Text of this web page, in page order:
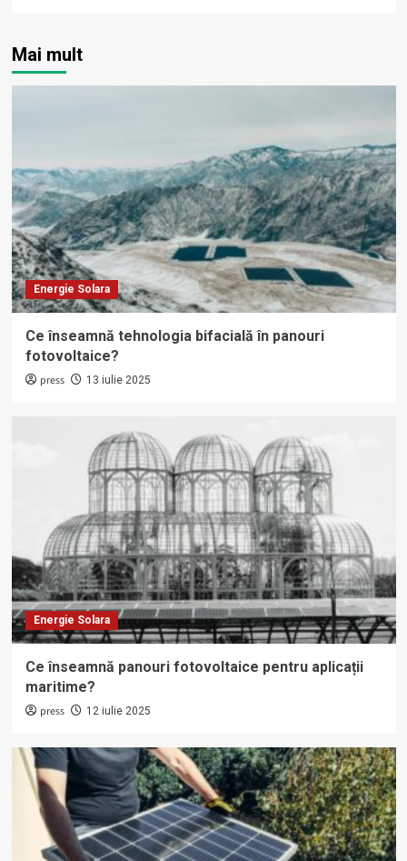
Mai mult
Energie Solara
Ce înseamnă tehnologia bifacială în panouri
fotovoltaice?
press 13 iulie 2025
Energie Solara
Ce înseamnă panouri fotovoltaice pentru aplicații
maritime?
press 12 iulie 2025